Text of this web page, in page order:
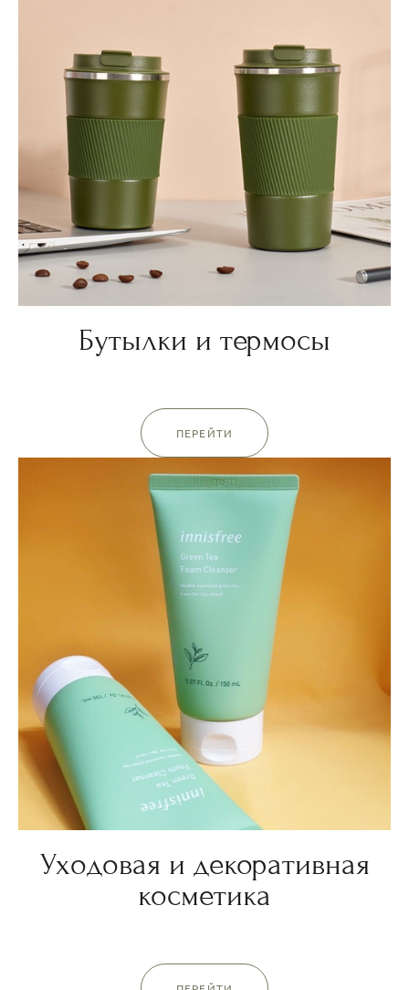
Бутылки и термосы
ПЕРЕЙТИ
Уходовая и декоративная
косметика